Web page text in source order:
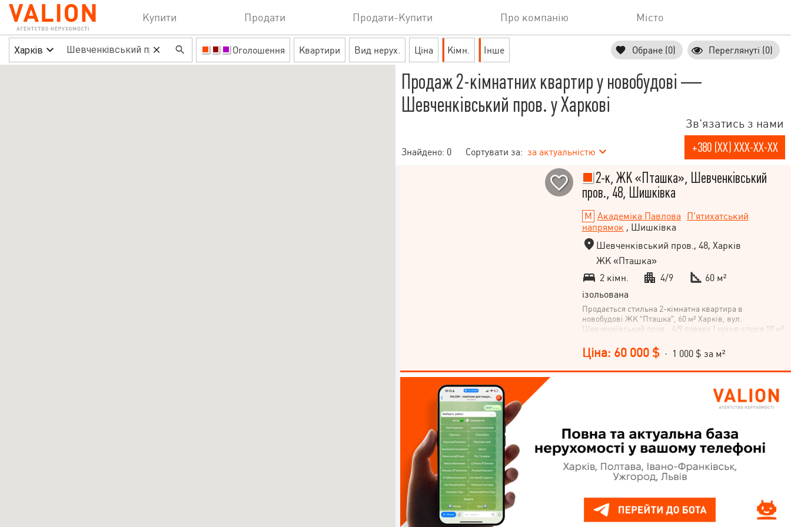
Купити Продати Продати-Купити Про компанію Місто
Харків Оголошення Квартири Вид нерух. Ціна Кімн. Інше Обране (0) Переглянуті (0)
Продаж 2-кімнатних квартир у новобудові —
Шевченківський пров. у Харкові
Знайдено: 0 Сортувати за: за актуальністю
Зв'язатись з нами
+380 (XX) XXX-XX-XX
2-к, ЖК «Пташка», Шевченківський
пров., 48, Шишківка
Академіка Павлова
П'ятихатський
напрямок , Шишківка
Шевченківський пров., 48, Харків
ЖК «Пташка»
2 кімн.
4/9
60 м²
ізольована
Продається стильна 2-кімнатна квартира в
новобудові ЖК “Пташка”, 60 м² Харків, вул.
Шевченківський пров., 4/9 поверх | кухня-студія 10 м²
кімнатна квартира з капітальним ремонтом у
комфортному та затишному житловому комплексі
“Пташка”, розташованому у спокійному спальному
Планування: кухня-студія + окрема спальня Є
можливість перепланувати в 3-кімнатну квартиру
Поверх: 4 з 9 Будинок — новобудова, заселений,
сучасний ремонт Встановлено теплу підлогу
Відеоспостереження на території Квартира дуже
світла, стильна та продумана для комфортного життя
Планування: Простора кухня-студія 10 м² Окрема
спальня Можливість трансформації в тришку Локація:
Затишний спальний район Поруч зручна
Квартира ідеально підійде як для життя, так і для
інвестиції. Можна розрахуватись сертифікатом
ЄВідновлення. Не втрачайте можливості стати
Ціна: 60 000 $· 1 000 $ за м²